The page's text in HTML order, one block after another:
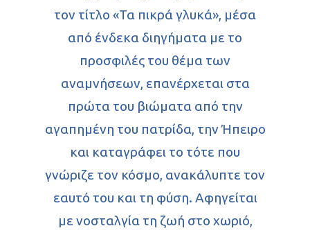
τον τίτλο «Τα πικρά γλυκά», μέσα
από ένδεκα διηγήματα με το
προσφιλές του θέμα των
αναμνήσεων, επανέρχεται στα
πρώτα του βιώματα από την
αγαπημένη του πατρίδα, την Ήπειρο
και καταγράφει το τότε που
γνώριζε τον κόσμο, ανακάλυπτε τον
εαυτό του και τη φύση. Αφηγείται
με νοσταλγία τη ζωή στο χωριό,